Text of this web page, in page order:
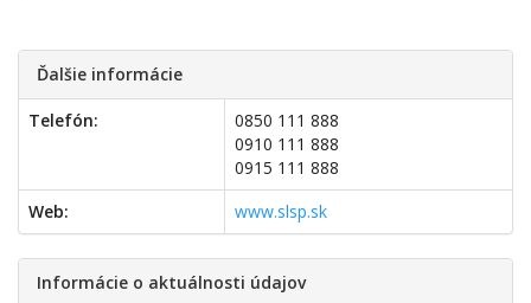
Ďalšie informácie
Telefón:
0850 111 888
0910 111 888
0915 111 888
Web:
www.slsp.sk
Informácie o aktuálnosti údajov